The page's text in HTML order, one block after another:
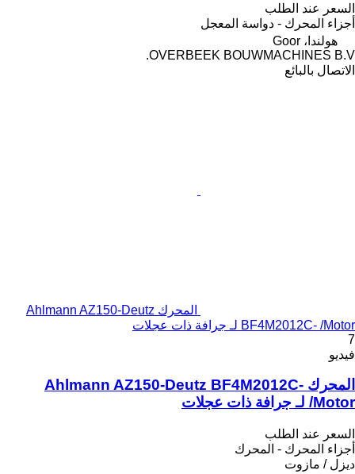
السعر عند الطلب
أجزاء المحرك - دواسة المعجل
هولندا، Goor
OVERBEEK BOUWMACHINES B.V.
الاتصال بالبائع
المحرك Ahlmann AZ150-Deutz
BF4M2012C- /Motor لـ جرافة ذات عجلات
7
فيديو
المحرك Ahlmann AZ150-Deutz BF4M2012C-
/Motor لـ جرافة ذات عجلات
السعر عند الطلب
أجزاء المحرك - المحرك
ديزل / مازوت